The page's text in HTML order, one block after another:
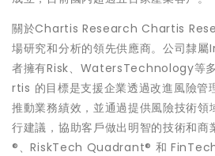
關於Chartis Research Chartis
場研究和分析的領先供應商。公司隸
者擁有Risk、WatersTechnology等
rtis 的目標是支援企業透過改進風險管
推動業務績效，並通過提供風險技術領
行建議，協助客戶做出明智的技術和
®、RiskTech Quadrant® 和